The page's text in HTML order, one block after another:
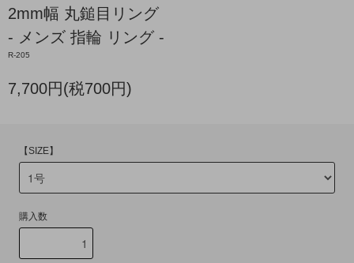
2mm幅 丸鎚目リング
- メンズ 指輪 リング -
R-205
7,700円(税700円)
【SIZE】
購入数